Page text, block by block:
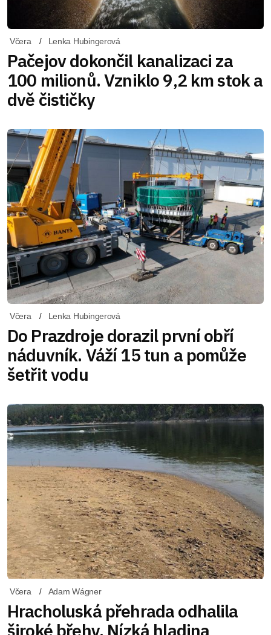
Včera Lenka Hubingerová
Pačejov dokončil kanalizaci za
100 milionů. Vzniklo 9,2 km stok a
dvě čističky
Včera Lenka Hubingerová
Do Prazdroje dorazil první obří
náduvník. Váží 15 tun a pomůže
šetřit vodu
Včera Adam Wágner
Hracholuská přehrada odhalila
široké břehy. Nízká hladina